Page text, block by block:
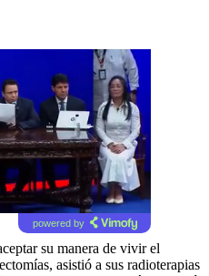
powered by
su manera de vivir el
asistió a sus radioterapias